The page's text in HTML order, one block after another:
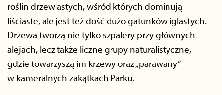
roślin drzewiastych, wśród których dominują
liściaste, ale jest też dość dużo gatunków iglastych.
Drzewa tworzą nie tylko szpalery przy głównych
alejach, lecz także liczne grupy naturalistyczne,
gdzie towarzyszą im krzewy oraz „parawany”
w kameralnych zakątkach Parku.